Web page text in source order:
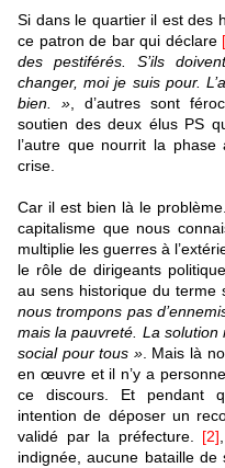
Si dans le quartier il est des
ce patron de bar qui déclare
des pestiférés. S’ils
changer, moi je suis pour.
bien. » , d’autres sont
soutien des deux élus PS
l’autre que nourrit la phase
crise.
Car il est bien là le
capitalisme que nous
multiplie les guerres à
le rôle de dirigeants
au sens historique du terme
nous trompons pas
mais la pauvreté. La solution
social pour tous ». Mais là
en œuvre et il n’y a
ce discours. Et pendant
intention de déposer un
validé par la préfecture. [2]
indignée, aucune bataille de